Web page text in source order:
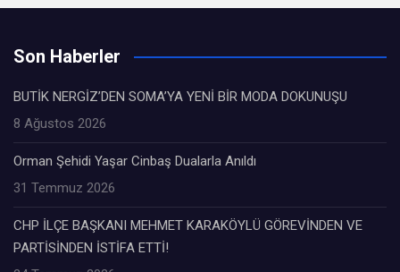
Son Haberler
BUTİK NERGİZ’DEN SOMA’YA YENİ BİR MODA DOKUNUŞU
8 Ağustos 2026
Orman Şehidi Yaşar Cinbaş Dualarla Anıldı
31 Temmuz 2026
CHP İLÇE BAŞKANI MEHMET KARAKÖYLÜ GÖREVİNDEN VE
PARTİSİNDEN İSTİFA ETTİ!